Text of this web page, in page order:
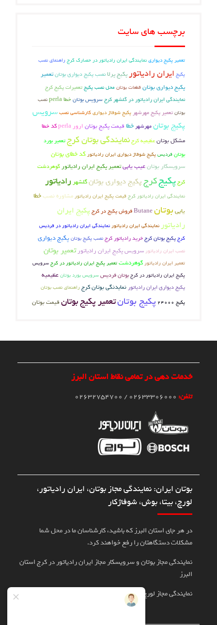
برچسب های سایت
تعمیر پکیج دیواری نمایندگی ایران رادیاتور در حصارک کرج راهنمای نصب
پکیج ایران رادیاتورپکیج پرلانصب پکیج دیواری بوتانتعمیر
پکیج دیواری بوتان قطعات بوتان محل نصب پکیجتعمیرات پکیج کرج
نمایندگی ایران رادیاتور در گلشهر کرجسرویس بوتانخطا perla
نصب
بوتانتعمیر پکیج مهرشهر پکیج شوفاژ دیواریکارشناسی نصبسرویس
پکیج بوتانمهرشهر خطا قیمت پکیج بوتان ارور perla
کد خطا
مشکل بوتانعظیمیه کرجنمایندگی بوتان کرجتعمیر بورد
بوتانفردیسپکیج شوفاژ دیواری ایران رادیاتورکد خطای بوتان
سرویسکار بوتانعیب یابیتعمیر پکیج ایران رادیاتور گوهردشت
کرجپکیجکرجپکیج دیواری بوتانگلشهر رادیاتور
نمایندگی ایران رادیاتور کرجقیمت پکیج ایران رادیاتورمشاوره نصبخطا
یابی بوتانButaneفروش پکیج در کرج پکیج ایران
رادیاتورنمایندگی ایران رادیاتورنمایندگی ایران رادیاتور در فردیس
کرجپکیج بوتان کرجخرید رادیاتور کرجنصب پکیج بوتانپکیج دیواری
نصب ایران رادیاتور سرویس پکیج ایران رادیاتور تعمیر بوتان
تعمیر ایران رادیاتورگوهردشتتعمیر پکیج ایران رادیاتور در کرجسرویس
پکیج ایران رادیاتور در کرجبوتان فردیس سرویس بورد بوتان عظیمیه
پکیج دیواری ایران رادیاتور نمایدنگی بوتان کرج راهنمای نصب بوتان
پکیج 24000 پکیج بوتانتعمیر پکیج بوتان قیمت بوتان
خدمات دهی در تمامی نقاط استان البرز
تلفن:
بوتان ایران: نمایندگی مجاز بوتان، ایران رادیاتور،
لورچ، بیتا، بوش، شوفاژکار
در هر جای استان البرز که باشید، کارشناسان ما در محل شما
مشکلات دستگاهتان را رفع خواهند کرد.
نمایندگی مجاز بوتان و سرویسکار مجاز ایران رادیاتور در کرج استان
البرز
نمایندگی مجاز لورچ، بوش، بیتا در کرج